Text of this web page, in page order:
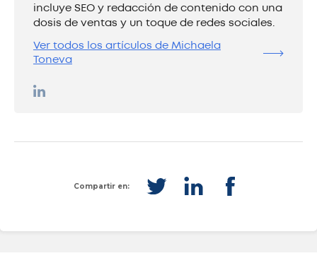
incluye SEO y redacción de contenido con una
dosis de ventas y un toque de redes sociales.
Ver todos los artículos de Michaela
Toneva
Compartir en: